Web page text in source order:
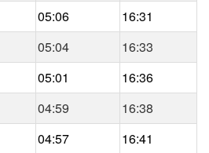
05:06
16:31
05:04
16:33
05:01
16:36
04:59
16:38
04:57
16:41